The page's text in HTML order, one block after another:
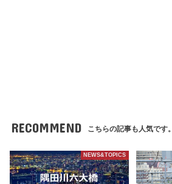
RECOMMEND こちらの記事も人気です。
NEWS&TOPICS